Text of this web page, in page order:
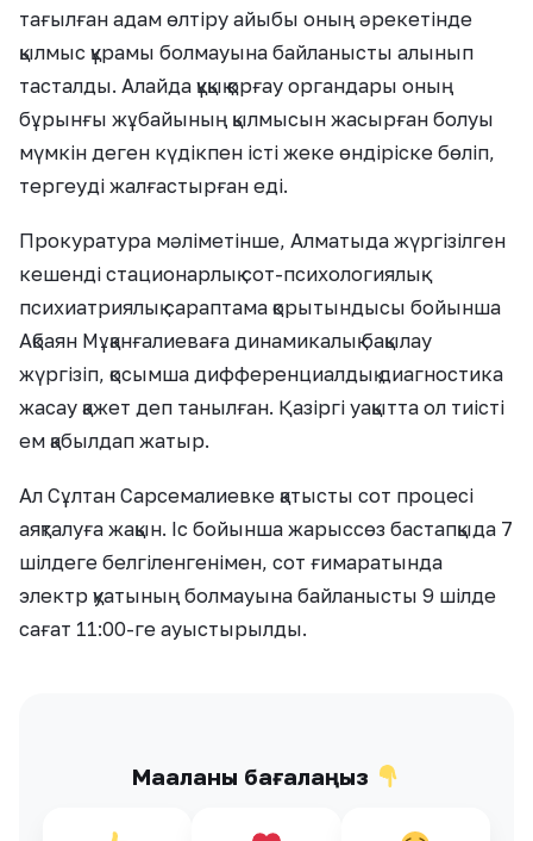
тағылған адам өлтіру айыбы оның әрекетінде
қылмыс құрамы болмауына байланысты алынып
тасталды. Алайда құқық қорғау органдары оның
бұрынғы жұбайының қылмысын жасырған болуы
мүмкін деген күдікпен істі жеке өндіріске бөліп,
тергеуді жалғастырған еді.
Прокуратура мәліметінше, Алматыда жүргізілген
кешенді стационарлық сот-психологиялық-
психиатриялық сараптама қорытындысы бойынша
Ақбаян Мұқанғалиеваға динамикалық бақылау
жүргізіп, қосымша дифференциалдық диагностика
жасау қажет деп танылған. Қазіргі уақытта ол тиісті
ем қабылдап жатыр.
Ал Сұлтан Сарсемалиевке қатысты сот процесі
аяқталуға жақын. Іс бойынша жарыссөз бастапқыда 7
шілдеге белгіленгенімен, сот ғимаратында
электр қуатының болмауына байланысты 9 шілде
сағат 11:00-ге ауыстырылды.
Мақаланы бағалаңыз